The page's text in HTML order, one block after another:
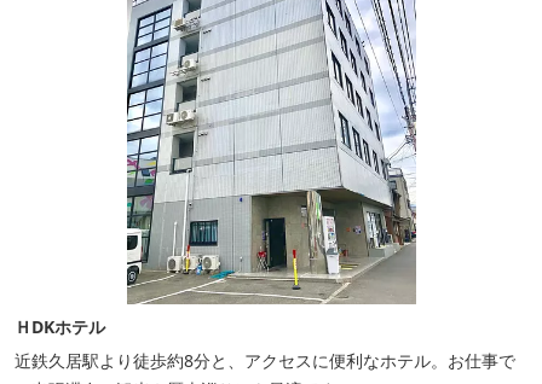
ＨDKホテル
近鉄久居駅より徒歩約8分と、アクセスに便利なホテル。お仕事で